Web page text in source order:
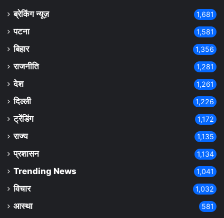
ब्रेकिंग न्यूज़ 1,681
पटना 1,581
बिहार 1,356
राजनीति 1,281
देश 1,261
दिल्ली 1,226
ट्रेंडिंग 1,172
राज्य 1,135
प्रशासन 1,134
Trending News 1,041
विचार 1,032
आस्था 581